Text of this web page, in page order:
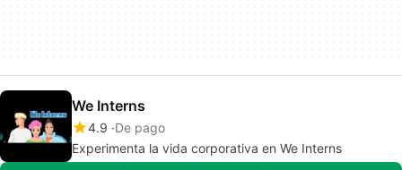
We Interns
4.9 De pago
Experimenta la vida corporativa en We Interns